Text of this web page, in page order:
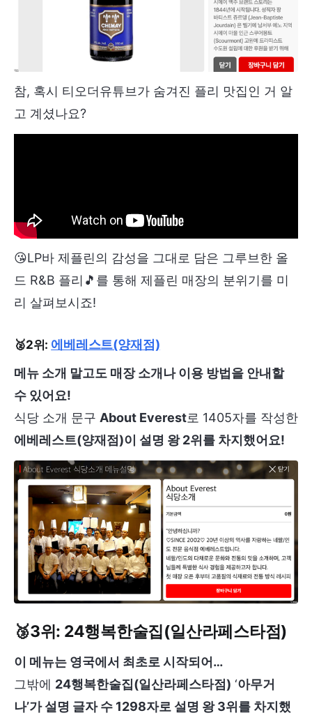
참, 혹시 티오더유튜브가 숨겨진 플리 맛집인 거 알
고 계셨나요?
😘LP바 제플린의 감성을 그대로 담은 그루브한 올
드 R&B 플리🎵를 통해 제플린 매장의 분위기를 미
리 살펴보시죠!
🥈2위: 에베레스트(양재점)
메뉴 소개 말고도 매장 소개나 이용 방법을 안내할
수 있어요!
식당 소개 문구 About Everest로 1405자를 작성한
에베레스트(양재점)이 설명 왕 2위를 차지했어요!
🥉3위: 24행복한술집(일산라페스타점)
이 메뉴는 영국에서 최초로 시작되어…
그밖에 24행복한술집(일산라페스타점) ‘아무거
나’가 설명 글자 수 1298자로 설명 왕 3위를 차지했